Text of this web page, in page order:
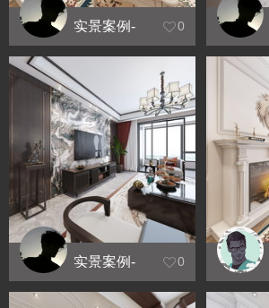
实景案例-
东南亚
0
实景案例-
中式
0